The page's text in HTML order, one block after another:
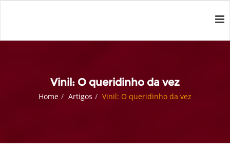
Vinil: O queridinho da vez
Home Artigos Vinil: O queridinho da vez